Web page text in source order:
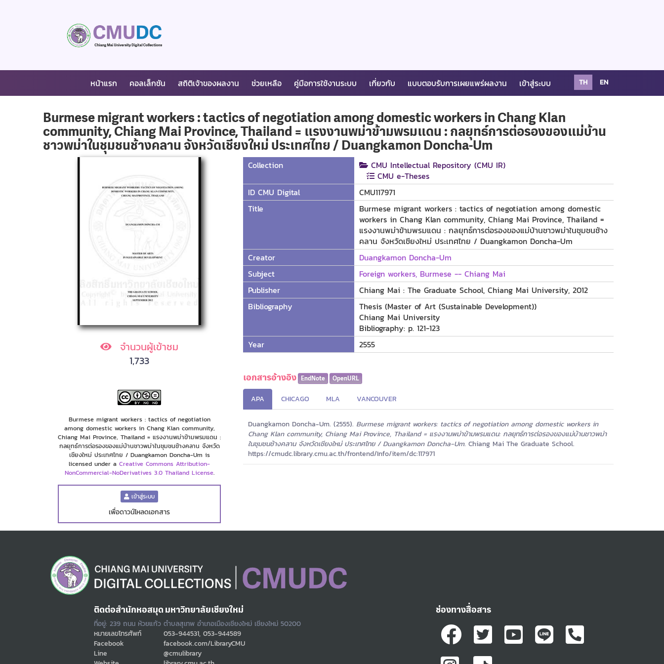
หน้าแรก คอลเล็กชัน สถิติเจ้าของผลงาน ช่วยเหลือ คู่มือการใช้งานระบบ เกี่ยวกับ แบบตอบรับการเผยแพร่ผลงาน เข้าสู่ระบบ TH EN
Burmese migrant workers : tactics of negotiation among domestic workers in Chang Klan
community, Chiang Mai Province, Thailand = แรงงานพม่าข้ามพรมแดน : กลยุทธ์การต่อรองของแม่บ้าน
ชาวพม่าในชุมชนช้างคลาน จังหวัดเชียงใหม่ ประเทศไทย / Duangkamon Doncha-Um
จำนวนผู้เข้าชม
1,733
Burmese migrant workers : tactics of negotiation
among domestic workers in Chang Klan community,
Chiang Mai Province, Thailand = แรงงานพม่าข้ามพรมแดน :
กลยุทธ์การต่อรองของแม่บ้านชาวพม่าในชุมชนช้างคลาน จังหวัด
เชียงใหม่ ประเทศไทย / Duangkamon Doncha-Um is
licensed under a Creative Commons Attribution-
NonCommercial-NoDerivatives 3.0 Thailand License.
เข้าสู่ระบบ
เพื่อดาวน์โหลดเอกสาร
Collection
CMU Intellectual Repository (CMU IR)
CMU e-Theses
ID CMU Digital
CMU117971
Title
Burmese migrant workers : tactics of negotiation among domestic
workers in Chang Klan community, Chiang Mai Province, Thailand =
แรงงานพม่าข้ามพรมแดน : กลยุทธ์การต่อรองของแม่บ้านชาวพม่าในชุมชนช้าง
คลาน จังหวัดเชียงใหม่ ประเทศไทย / Duangkamon Doncha-Um
Creator
Duangkamon Doncha-Um
Subject
Foreign workers, Burmese -- Chiang Mai
Publisher
Chiang Mai : The Graduate School, Chiang Mai University, 2012
Bibliography
Thesis (Master of Art (Sustainable Development))
Chiang Mai University
Bibliography: p. 121-123
Year
2555
เอกสารอ้างอิง EndNote OpenURL
APA CHICAGO MLA VANCOUVER
Duangkamon Doncha-Um. (2555). Burmese migrant workers: tactics of negotiation among domestic workers in
Chang Klan community, Chiang Mai Province, Thailand = แรงงานพม่าข้ามพรมแดน: กลยุทธ์การต่อรองของแม่บ้านชาวพม่า
ในชุมชนช้างคลาน จังหวัดเชียงใหม่ ประเทศไทย / Duangkamon Doncha-Um. Chiang Mai The Graduate School.
https://cmudc.library.cmu.ac.th/frontend/Info/item/dc:117971
ติดต่อสำนักหอสมุด มหาวิทยาลัยเชียงใหม่
ที่อยู่: 239 ถนน ห้วยแก้ว ตำบลสุเทพ อำเภอเมืองเชียงใหม่ เชียงใหม่ 50200
หมายเลขโทรศัพท์ 053-944531, 053-944589
Facebook
facebook.com/LibraryCMU
Line
@cmulibrary
ช่องทางสื่อสาร